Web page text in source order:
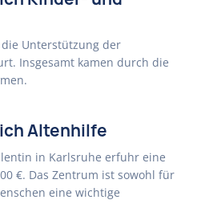
Unterstützung der
Insgesamt kamen durch die
Altenhilfe
in Karlsruhe erfuhr eine
€. Das Zentrum ist sowohl für
eine wichtige